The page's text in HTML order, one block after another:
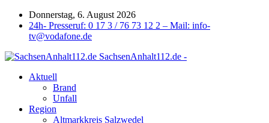
Donnerstag, 6. August 2026
24h- Presseruf: 0 17 3 / 76 73 12 2 – Mail: info-
tv@vodafone.de
SachsenAnhalt112.de -
Aktuell
Brand
Unfall
Region
Altmarkkreis Salzwedel